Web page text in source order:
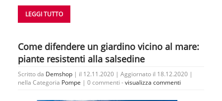
LEGGI TUTTO
Come difendere un giardino vicino al mare:
piante resistenti alla salsedine
Scritto da Demshop | il 12.11.2020 | Aggiornato il 18.12.2020 |
nella Categoria Pompe | 0 commenti -visualizza commenti